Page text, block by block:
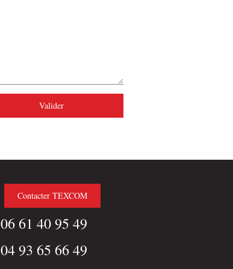
Valider
Contacter TEXCOM
06 61 40 95 49
04 93 65 66 49